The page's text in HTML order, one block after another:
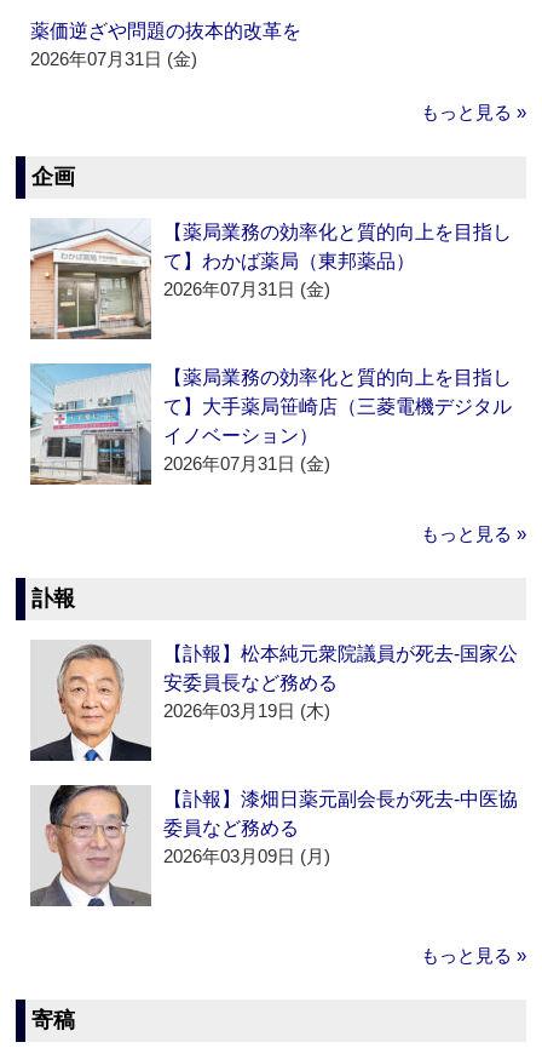
薬価逆ざや問題の抜本的改革を
2026年07月31日 (金)
もっと見る »
企画
【薬局業務の効率化と質的向上を目指し
て】わかば薬局（東邦薬品）
2026年07月31日 (金)
【薬局業務の効率化と質的向上を目指し
て】大手薬局笹崎店（三菱電機デジタル
イノベーション）
2026年07月31日 (金)
もっと見る »
訃報
【訃報】松本純元衆院議員が死去‐国家公
安委員長など務める
2026年03月19日 (木)
【訃報】漆畑日薬元副会長が死去‐中医協
委員など務める
2026年03月09日 (月)
もっと見る »
寄稿